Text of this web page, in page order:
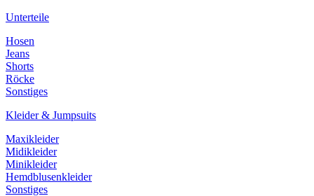
Unterteile
Hosen
Jeans
Shorts
Röcke
Sonstiges
Kleider & Jumpsuits
Maxikleider
Midikleider
Minikleider
Hemdblusenkleider
Sonstiges